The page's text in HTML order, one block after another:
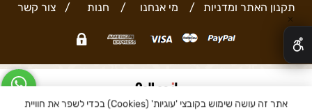
תקנון האתר ומדניות / מי אנחנו / חנות / צור קשר
בניית אתרים
✕
אתר זה עושה שימוש בקובצי 'עוגיות' (Cookies) בכדי לשפר את חוויית